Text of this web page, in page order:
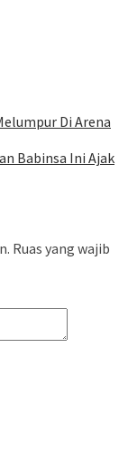
Di Arena
Babinsa Ini Ajak
Ruas yang wajib